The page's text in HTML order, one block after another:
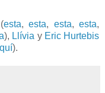
esta, esta, esta, esta,
), Llívia y Eric Hurtebis
).